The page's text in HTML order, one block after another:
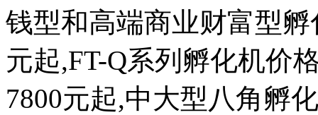
钱型和高端商业财富型
元起,FT-Q系列孵化机价
7800元起,中大型八角孵